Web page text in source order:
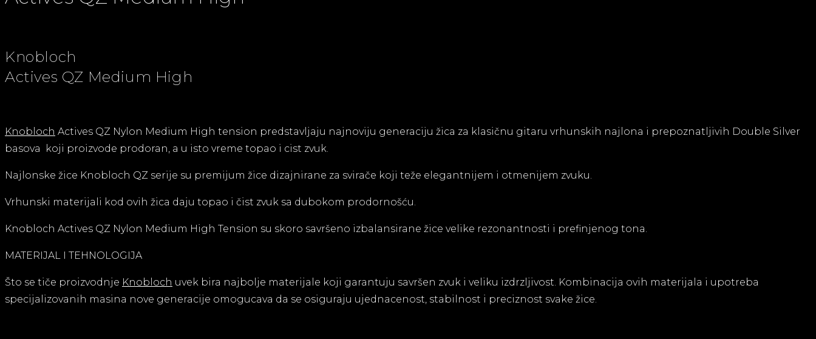
Knobloch
Actives QZ Medium High
Knobloch Actives QZ Nylon Medium High tension predstavljaju najnoviju generaciju žica za klasičnu gitaru vrhunskih najlona i prepoznatljivih Double Silver
basova koji proizvode prodoran, a u isto vreme topao i cist zvuk.
Najlonske žice Knobloch QZ serije su premijum žice dizajnirane za svirače koji teže elegantnijem i otmenijem zvuku.
Vrhunski materijali kod ovih žica daju topao i čist zvuk sa dubokom prodornošću.
Knobloch Actives QZ Nylon Medium High Tension su skoro savršeno izbalansirane žice velike rezonantnosti i prefinjenog tona.
MATERIJAL I TEHNOLOGIJA
Što se tiče proizvodnje Knobloch uvek bira najbolje materijale koji garantuju savršen zvuk i veliku izdrzljivost. Kombinacija ovih materijala i upotreba
specijalizovanih masina nove generacije omogucava da se osiguraju ujednacenost, stabilnost i preciznost svake žice.